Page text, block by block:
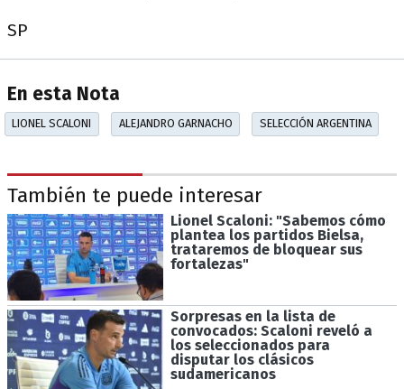
SP
En esta Nota
LIONEL SCALONI ALEJANDRO GARNACHO SELECCIÓN ARGENTINA
También te puede interesar
Lionel Scaloni: "Sabemos cómo
plantea los partidos Bielsa,
trataremos de bloquear sus
fortalezas"
Sorpresas en la lista de
convocados: Scaloni reveló a
los seleccionados para
disputar los clásicos
sudamericanos